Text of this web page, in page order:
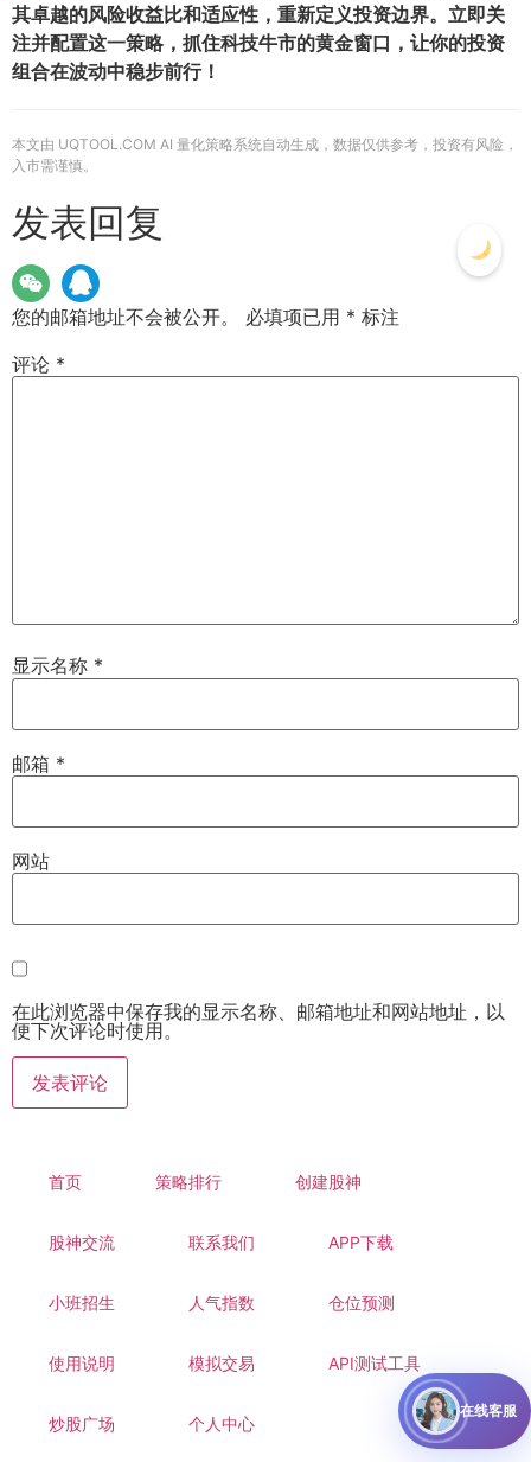
其卓越的风险收益比和适应性，重新定义投资边界。立即关
注并配置这一策略，抓住科技牛市的黄金窗口，让你的投资
组合在波动中稳步前行！
本文由 UQTOOL.COM AI 量化策略系统自动生成，数据仅供参考，投资有风险，
入市需谨慎。
发表回复
您的邮箱地址不会被公开。 必填项已用 * 标注
评论 *
显示名称 *
邮箱 *
网站
在此浏览器中保存我的显示名称、邮箱地址和网站地址，以
便下次评论时使用。
首页 策略排行 创建股神
股神交流 联系我们 APP下载
小班招生 人气指数 仓位预测
使用说明 模拟交易 API测试工具
炒股广场 个人中心
在线客服